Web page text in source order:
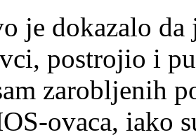
je dokazalo da
postrojio i
zarobljenih
ovaca, iako